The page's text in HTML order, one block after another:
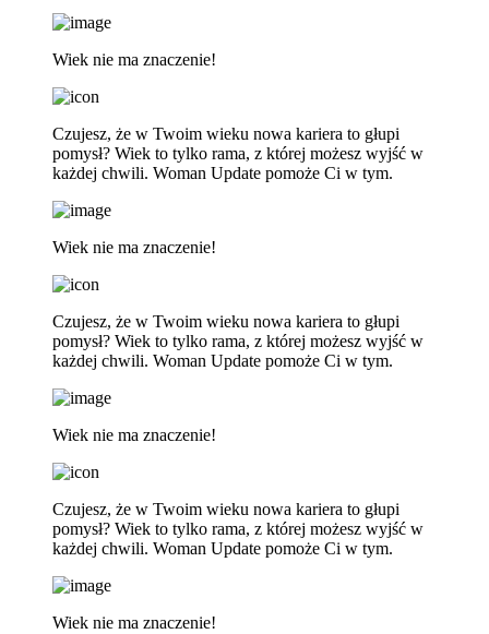
Wiek nie ma znaczenie!
Czujesz, że w Twoim wieku nowa kariera to głupi
pomysł? Wiek to tylko rama, z której możesz wyjść w
każdej chwili. Woman Update pomoże Ci w tym.
Wiek nie ma znaczenie!
Czujesz, że w Twoim wieku nowa kariera to głupi
pomysł? Wiek to tylko rama, z której możesz wyjść w
każdej chwili. Woman Update pomoże Ci w tym.
Wiek nie ma znaczenie!
Czujesz, że w Twoim wieku nowa kariera to głupi
pomysł? Wiek to tylko rama, z której możesz wyjść w
każdej chwili. Woman Update pomoże Ci w tym.
Wiek nie ma znaczenie!